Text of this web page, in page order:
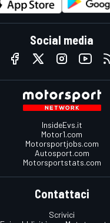
Social media
InsideEvs.it
Motor1.com
Motorsportjobs.com
Autosport.com
Motorsportstats.com
Contattaci
Scrivici